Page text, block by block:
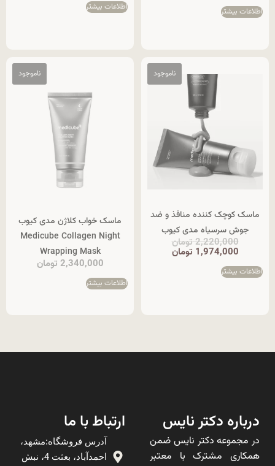
اطلاعات بیشتر اطلاعات بیشتر
ماسک کوچک کننده منافذ و ضد
جوش سرسیاه مدی کیوب
2,220,000تومان
1,974,000 تومان
اطلاعات بیشتر
ماسک خواب کلاژن مدی کیوب
Medicube Collagen Night
Wrapping Mask
2,340,000 تومان
اطلاعات بیشتر
درباره دکتر نایس
در مجموعه دکتر نایس ضمن
همکاری مشترک با معتبر
ارتباط با ما
آدرس فروشگاه:مشهد،
احمدآباد، بعثت 4، نبش